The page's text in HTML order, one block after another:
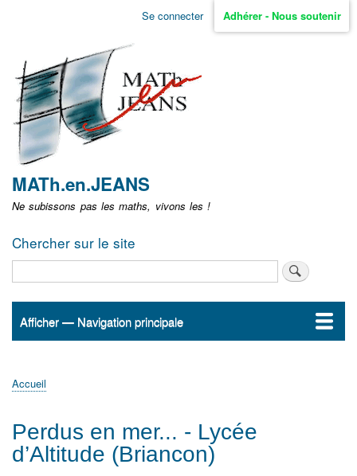
Aller
non
identifié
Se connecter Adhérer - Nous soutenir
MATh.en.JEANS
Ne subissons pas les maths, vivons les !
Chercher sur le site
Navigation
Afficher — Navigation principale
Accueil
ActualitésMATh.en.JEANS ?
Régions et Ateliers
Créer, gérer un atelier
Sujets/Publications
Congrès
d'Ariane
Accueil
Perdus en mer... - Lycée
d’Altitude (Briancon)